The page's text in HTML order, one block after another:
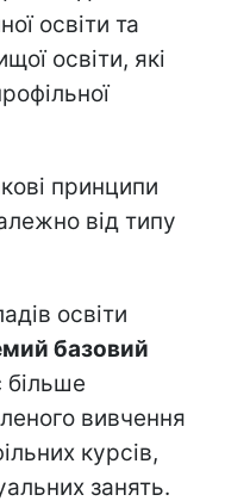
освіти та
освіти, які
принципи
від типу
освіти
базовий
більше
вивчення
курсів,
занять.